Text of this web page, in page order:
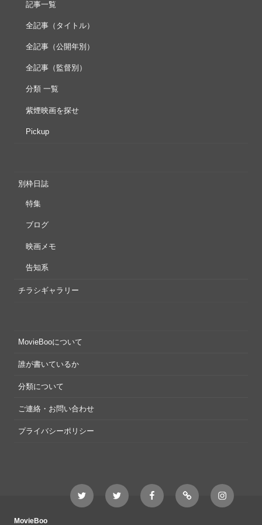
記事一覧
全記事（タイトル）
全記事（公開年別）
全記事（監督別）
分類 一覧
紫煙映画を探せ
Pickup
別枠日誌
特集
ブログ
映画メモ
告知系
チラシギャラリー
MovieBooについて
誰が書いているか
分類について
ご連絡・お問い合わせ
プライバシーポリシー
Twitter
MovieBoo
Twitter
Nezshi
Movieboo
Facebook
Feedly
Instagram
Nezshi
MovieBoo